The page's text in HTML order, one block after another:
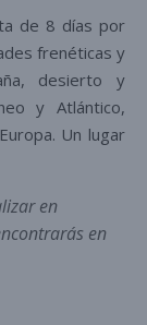
frenéticas y
desierto y
y Atlántico,
Un lugar
en
en